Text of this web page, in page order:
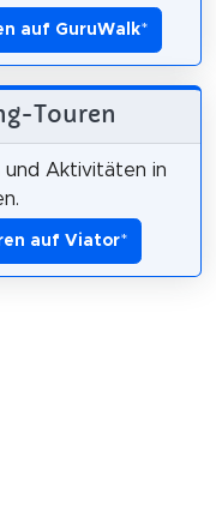
auf GuruWalk*
Touren
Aktivitäten in
auf Viator*